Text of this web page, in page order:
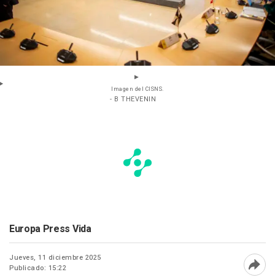
Imagen del CISNS.
- B THEVENIN
Europa Press Vida
Jueves, 11 diciembre 2025
Publicado: 15:22